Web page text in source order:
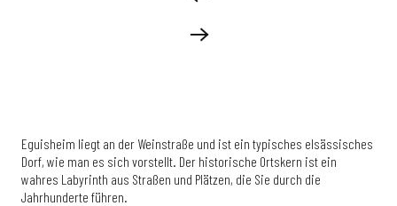
Eguisheim liegt an der Weinstraße und ist ein typisches elsässisches
Dorf, wie man es sich vorstellt. Der historische Ortskern ist ein
wahres Labyrinth aus Straßen und Plätzen, die Sie durch die
Jahrhunderte führen.